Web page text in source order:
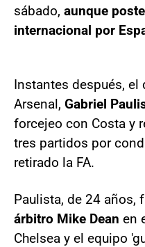
sábado, aunque
internacional por
Instantes después,
Arsenal, Gabriel
forcejeo con Costa y
tres partidos por
retirado la FA.
Paulista, de 24 años,
árbitro Mike Dean en
Chelsea y el equipo